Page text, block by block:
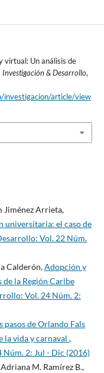
virtual: Un análisis de
Investigación & Desarrollo,
investigacion/article/view
Jiménez Arrieta,
universitaria: el caso de
Vol. 22 Núm.
Calderón,Adopción y
de la Región Caribe
Vol. 24 Núm. 2:
pasos de Orlando Fals
la vida y carnaval ,
2: Jul - Dic (2016)
M. Ramírez B.,